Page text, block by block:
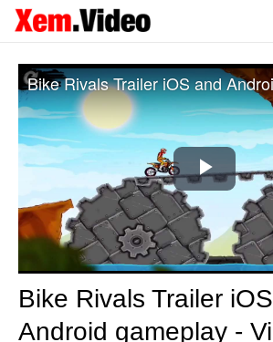
Play
Video
Bike Rivals Trailer
Android gameplay -